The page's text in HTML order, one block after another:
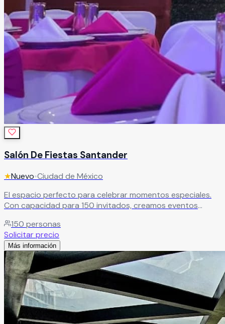
Salón De Fiestas Santander
★Nuevo•Ciudad de México
El espacio perfecto para celebrar momentos especiales.
Con capacidad para 150 invitados, creamos eventos
Leer más
150 personas
Solicitar precio
Más información